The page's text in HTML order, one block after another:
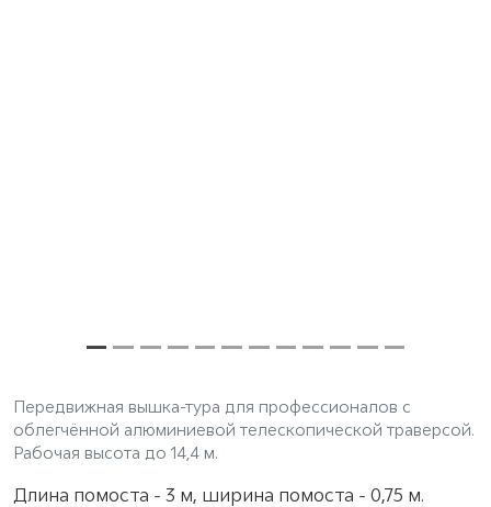
Передвижная вышка-тура для профессионалов с
облегчённой алюминиевой телескопической траверсой.
Рабочая высота до 14,4 м.
Длина помоста - 3 м, ширина помоста - 0,75 м.